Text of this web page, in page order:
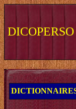
DICOPERSO